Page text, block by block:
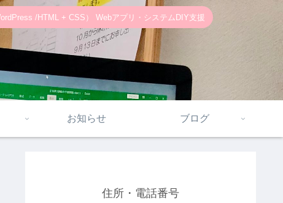
/HTML + CSS） Webアプリ・システムDIY支援
お知らせ ブログ
住所・電話番号